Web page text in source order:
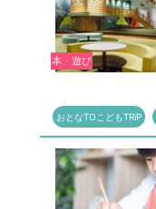
本・遊び
おとなTOこどもTRiP